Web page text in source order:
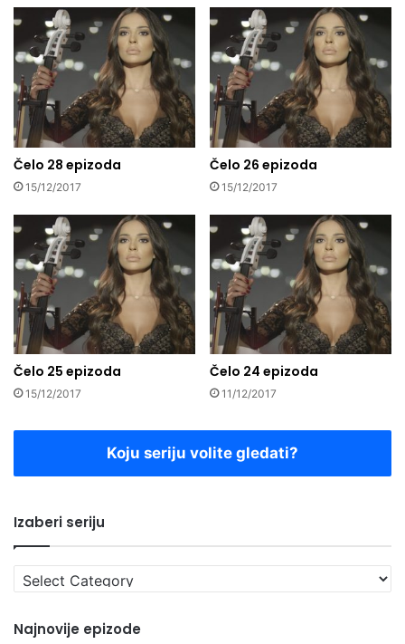
Čelo 28 epizoda
15/12/2017
Čelo 26 epizoda
15/12/2017
Čelo 25 epizoda
15/12/2017
Čelo 24 epizoda
11/12/2017
Koju seriju volite gledati?
Izaberi seriju
Izaberi
seriju
Najnovije epizode